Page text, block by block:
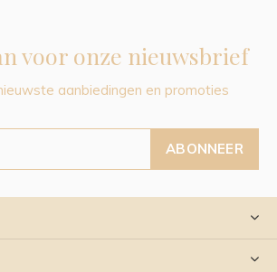
voor onze nieuwsbrief
aanbiedingen en promoties
ABONNEER